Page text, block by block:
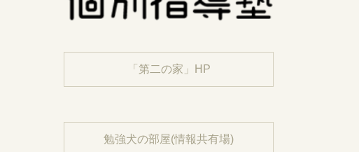
「第二の家」HP
勉強犬の部屋(情報共有場)